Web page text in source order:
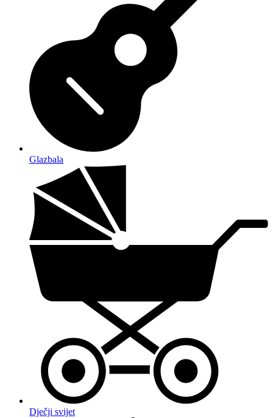
Glazbala
Dječji svijet